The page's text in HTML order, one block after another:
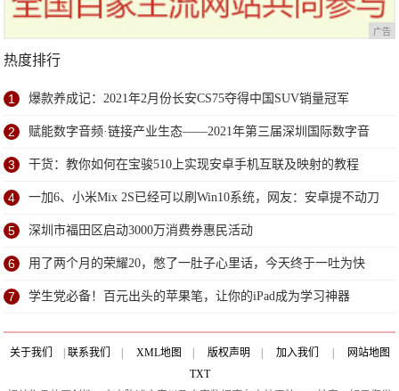
广告
热度排行
1 爆款养成记：2021年2月份长安CS75夺得中国SUV销量冠军
2 赋能数字音频·链接产业生态——2021年第三届深圳国际数字音
频产业展6月深圳盛大开幕
3 干货：教你如何在宝骏510上实现安卓手机互联及映射的教程
4 一加6、小米Mix 2S已经可以刷Win10系统，网友：安卓提不动刀
了？
5 深圳市福田区启动3000万消费券惠民活动
6 用了两个月的荣耀20，憋了一肚子心里话，今天终于一吐为快
7 学生党必备！百元出头的苹果笔，让你的iPad成为学习神器
关于我们 联系我们 XML地图 版权声明 加入我们
网站地图
TXT